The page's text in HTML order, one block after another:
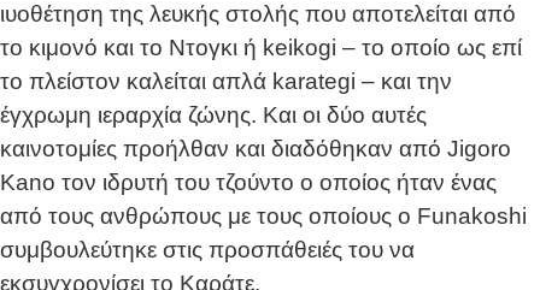
ιυοθέτηση της λευκής στολής που αποτελείται από
το κιμονό και το Ντογκι ή keikogi – το οποίο ως επί
το πλείστον καλείται απλά karategi – και την
έγχρωμη ιεραρχία ζώνης. Και οι δύο αυτές
καινοτομίες προήλθαν και διαδόθηκαν από Jigoro
Kano τον ιδρυτή του τζούντο ο οποίος ήταν ένας
από τους ανθρώπους με τους οποίους ο Funakoshi
συμβουλεύτηκε στις προσπάθειές του να
εκσυγχρονίσει το Καράτε.